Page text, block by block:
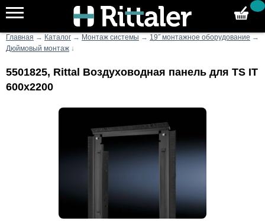
Главная → Каталог → Монтаж системы → 19˝ монтажное оборудование →
Дюймовый монтаж ↓
5501825, Rittal Воздуховодная панель для TS IT
600x2200